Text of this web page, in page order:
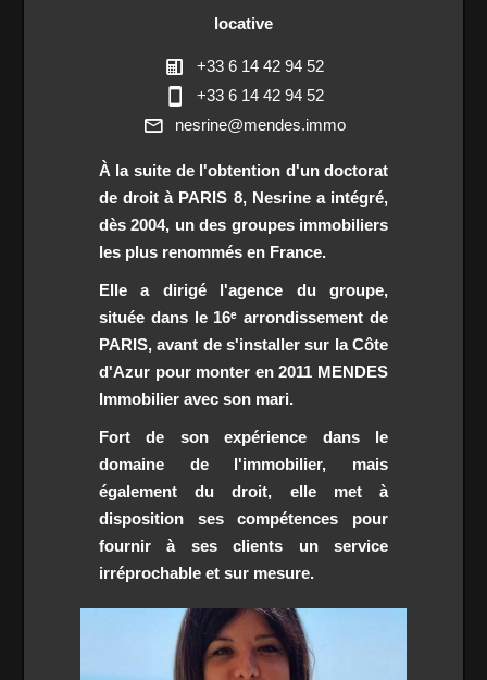
locative
+33 6 14 42 94 52
+33 6 14 42 94 52
nesrine@mendes.immo
À la suite de l'obtention d'un doctorat
de droit à PARIS 8, Nesrine a intégré,
dès 2004, un des groupes immobiliers
les plus renommés en France.
Elle a dirigé l'agence du groupe,
située dans le 16ᵉ arrondissement de
PARIS, avant de s'installer sur la Côte
d'Azur pour monter en 2011 MENDES
Immobilier avec son mari.
Fort de son expérience dans le
domaine de l'immobilier, mais
également du droit, elle met à
disposition ses compétences pour
fournir à ses clients un service
irréprochable et sur mesure.